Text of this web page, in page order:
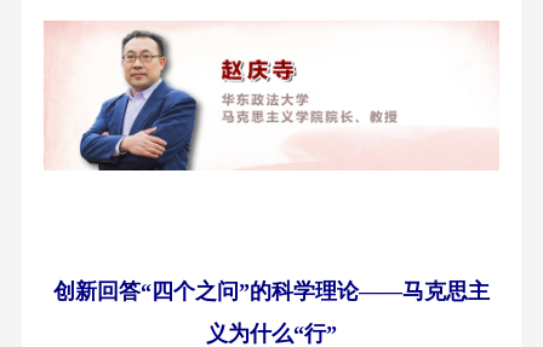
创新回答“四个之问”的科学理论——马克思主
义为什么“行”